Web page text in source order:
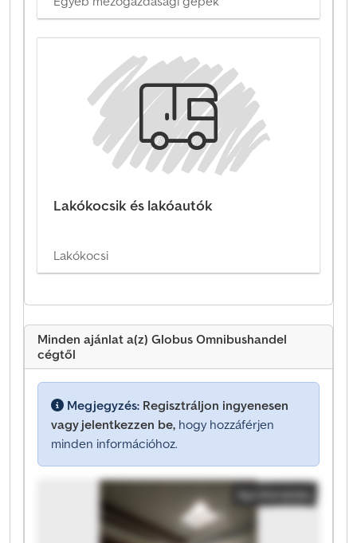
Lakókocsik és lakóautók
Lakókocsi
Minden ajánlat a(z) Globus Omnibushandel
cégtől
Megjegyzés: Regisztráljon ingyenesen
vagy jelentkezzen be, hogy hozzáférjen
minden információhoz.
Apróhirdetés